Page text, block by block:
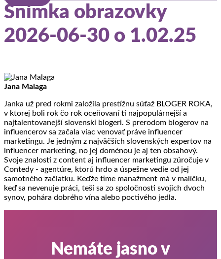
Snímka obrazovky
2026-06-30 o 1.02.25
Jana Malaga
Janka už pred rokmi založila prestížnu súťaž BLOGER ROKA,
v ktorej boli rok čo rok oceňovaní tí najpopulárnejší a
najtalentovanejší slovenskí blogeri. S prerodom blogerov na
influencerov sa začala viac venovať práve influencer
marketingu. Je jedným z najväčších slovenských expertov na
influencer marketing, no jej doménou je aj ten obsahový.
Svoje znalosti z content aj influencer marketingu zúročuje v
Contedy - agentúre, ktorú hrdo a úspešne vedie od jej
samotného začiatku. Keďže time manažment má v malíčku,
keď sa nevenuje práci, teší sa zo spoločnosti svojich dvoch
synov, pohára dobrého vína alebo poctivého jedla.
Nemáte jasno v